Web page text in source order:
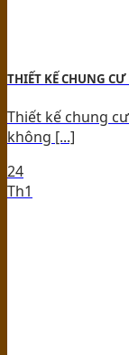
THIẾT KẾ CHUNG
Thiết kế chung
không [...]
24
Th1